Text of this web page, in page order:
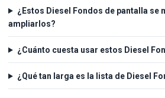
¿Estos Diesel Fondos de pantalla se
ampliarlos?
¿Cuánto cuesta usar estos Diesel
¿Qué tan larga es la lista de Diesel